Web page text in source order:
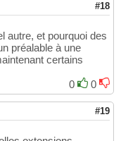
#18
autre, et pourquoi des
préalable à une
certains
0
0
#19